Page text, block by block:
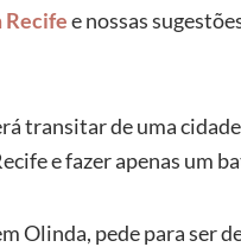
Recifee nossas
transitar de uma
e fazer apenas um
Olinda, pede para ser